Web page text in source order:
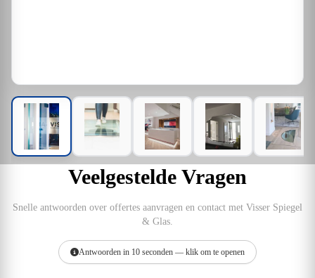
Veelgestelde Vragen
Snelle antwoorden over offertes aanvragen en contact met Visser Spiegel
& Glas.
Antwoorden in 10 seconden — klik om te openen